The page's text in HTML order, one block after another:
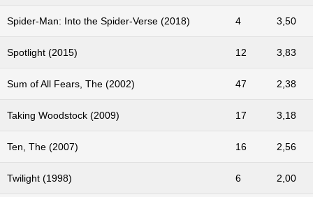
Spider-Man: Into the Spider-Verse (2018) 4 3,50
Spotlight (2015) 12 3,83
Sum of All Fears, The (2002) 47 2,38
Taking Woodstock (2009) 17 3,18
Ten, The (2007) 16 2,56
Twilight (1998) 6 2,00